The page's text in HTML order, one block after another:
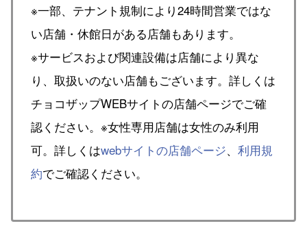
※一部、テナント規制により24時間営業ではな
い店舗・休館日がある店舗もあります。
※サービスおよび関連設備は店舗により異な
り、取扱いのない店舗もございます。詳しくは
チョコザップWEBサイトの店舗ページでご確
認ください。※女性専用店舗は女性のみ利用
可。詳しくはwebサイトの店舗ページ、 利用規
約でご確認ください。